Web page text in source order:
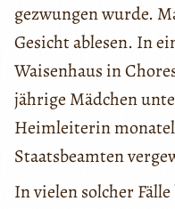
gezwungen wurde.
Gesicht ablesen. In
Waisenhaus in
jährige Mädchen
Heimleiterin
Staatsbeamten
In vielen solcher